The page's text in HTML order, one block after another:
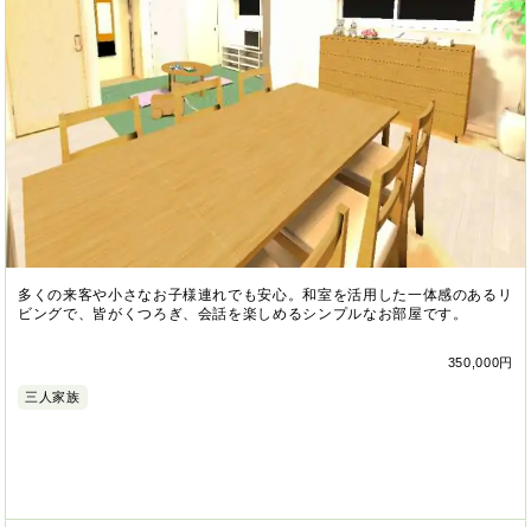
多くの来客や小さなお子様連れでも安心。和室を活用した一体感のあるリ
ビングで、皆がくつろぎ、会話を楽しめるシンプルなお部屋です。
350,000円
三人家族